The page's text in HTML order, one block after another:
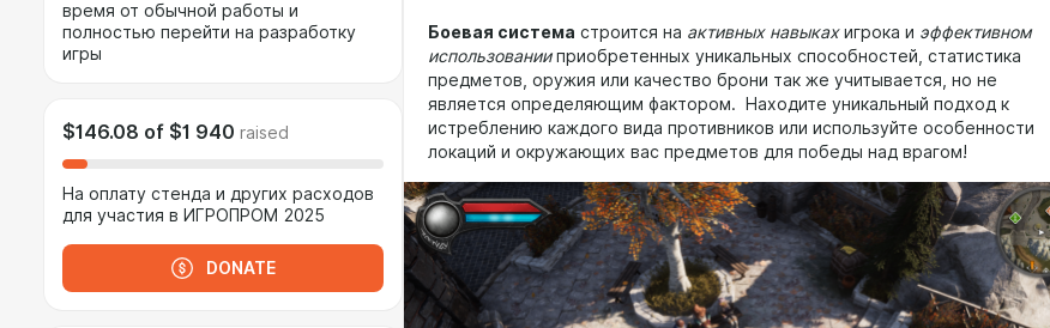
время от обычной работы и
полностью перейти на разработку
игры
$146.08 of $1 940 raised
На оплату стенда и других расходов
для участия в ИГРОПРОМ 2025
DONATE
Боевая система строится на активных навыкахигрока и эффективном
использованииприобретенных уникальных способностей, статистика
предметов, оружия или качество брони так же учитывается, но не
является определяющим фактором. Находите уникальный подход к
истреблению каждого вида противников или используйте особенности
локаций и окружающих вас предметов для победы над врагом!